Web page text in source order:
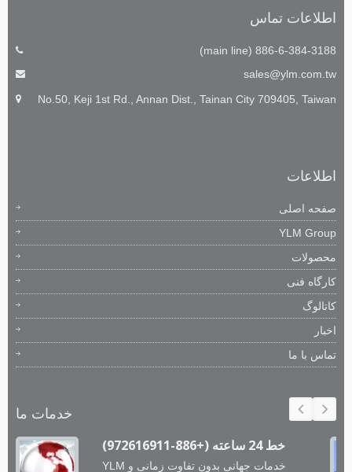
اطلاعات تماس
886-6-384-3188 (main line)
sales@ylm.com.tw
No.50, Keji 1st Rd., Annan Dist., Tainan City 709405, Taiwan
اطلاعات
صفحه اصلی
YLM Group
محصولات
کارگاه فنی
کاتالوگ
اخبار
تماس با ما
خدمات ما
خط 24 ساعته (+886-972616911)
YLM خدمات جهانی بدون تفاوت زمانی و